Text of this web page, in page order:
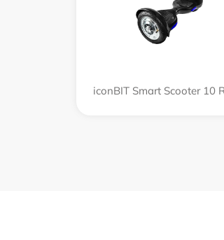
iconBIT Smart Scooter 10